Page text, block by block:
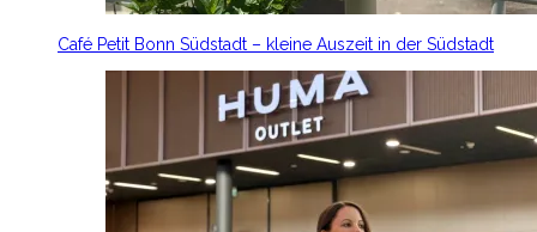
Café Petit Bonn Südstadt – kleine Auszeit in der Südstadt